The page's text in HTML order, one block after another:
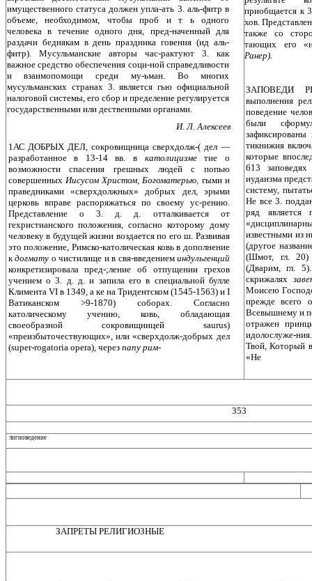
имущественного статуса должен упла-ать 3. аль-фитр в
объеме, необходимом, чтобы про­б и т ь одного
человека в течение одного дня, пред-наченный для
раздачи беднякам в день праздника говения (ид аль-
фитр). Мусульманские авторы час-рактуют 3. как
важное средство обеспечения соци-ной справедливости
и взаимопомощи среди му-ьман. Во многих
мусульманских странах 3. является гью официальной
налоговой системы, его сбор и пределение регулируется
государственными или дественными органами.
И. Л. Алексеев
1АС ДОБРЫХ ДЕЛ, сокровищница сверхдолж-( дел —
разработанное в 13-14 вв. в католицизметие о
возможности спасения грешных людей с по­пью
совершенных Иисусом Христом, Богоматерью, гыми и
праведниками «сверхдолжных» добрых дел, эрыми
церковь вправе распоряжаться по своему ус-рению.
Представление о 3. д. д. отталкивается от
гехристианского положения, согласно которому дому
человеку в будущей жизни воздается по его ш. Развивая
это положение, Римско-католическая ковь в дополнение
кдогмату о чистилище и в свя-введением индульгенций
конкретизировала пред-;ление об отпущении грехов
учением о 3. д. д. и за­пила его в специальной булле
Климента VI в 1349, а ке на Тридентском (1545-1563) и I
Ватиканском >9-1870) соборах. Согласно
католическому учению, ковь, обладающая
своеобразной сокровищницей saurus)
«преизбыточествующих», или «сверхдолж-добрых дел
(super-rogatoria opera), через папу рим-
приобщается к
хов.
также со
тающих его
Ранер).
ЗАПОВЕДИ
выполнения
поведение
были
тикнижия
которые
613
иудаизма
систему,
Не все 3.
ряд является
известными из
(другое
(Шмот, гл. 20)
(Дварим, гл.
скрижалях
Моисею
прежде всего
Всевышнему и
отражен
идолослуже-
Твой, Ко­торый
«Не
353
лигиоведение
ЗАПРЕТЫ РЕЛИГИОЗНЫЕ